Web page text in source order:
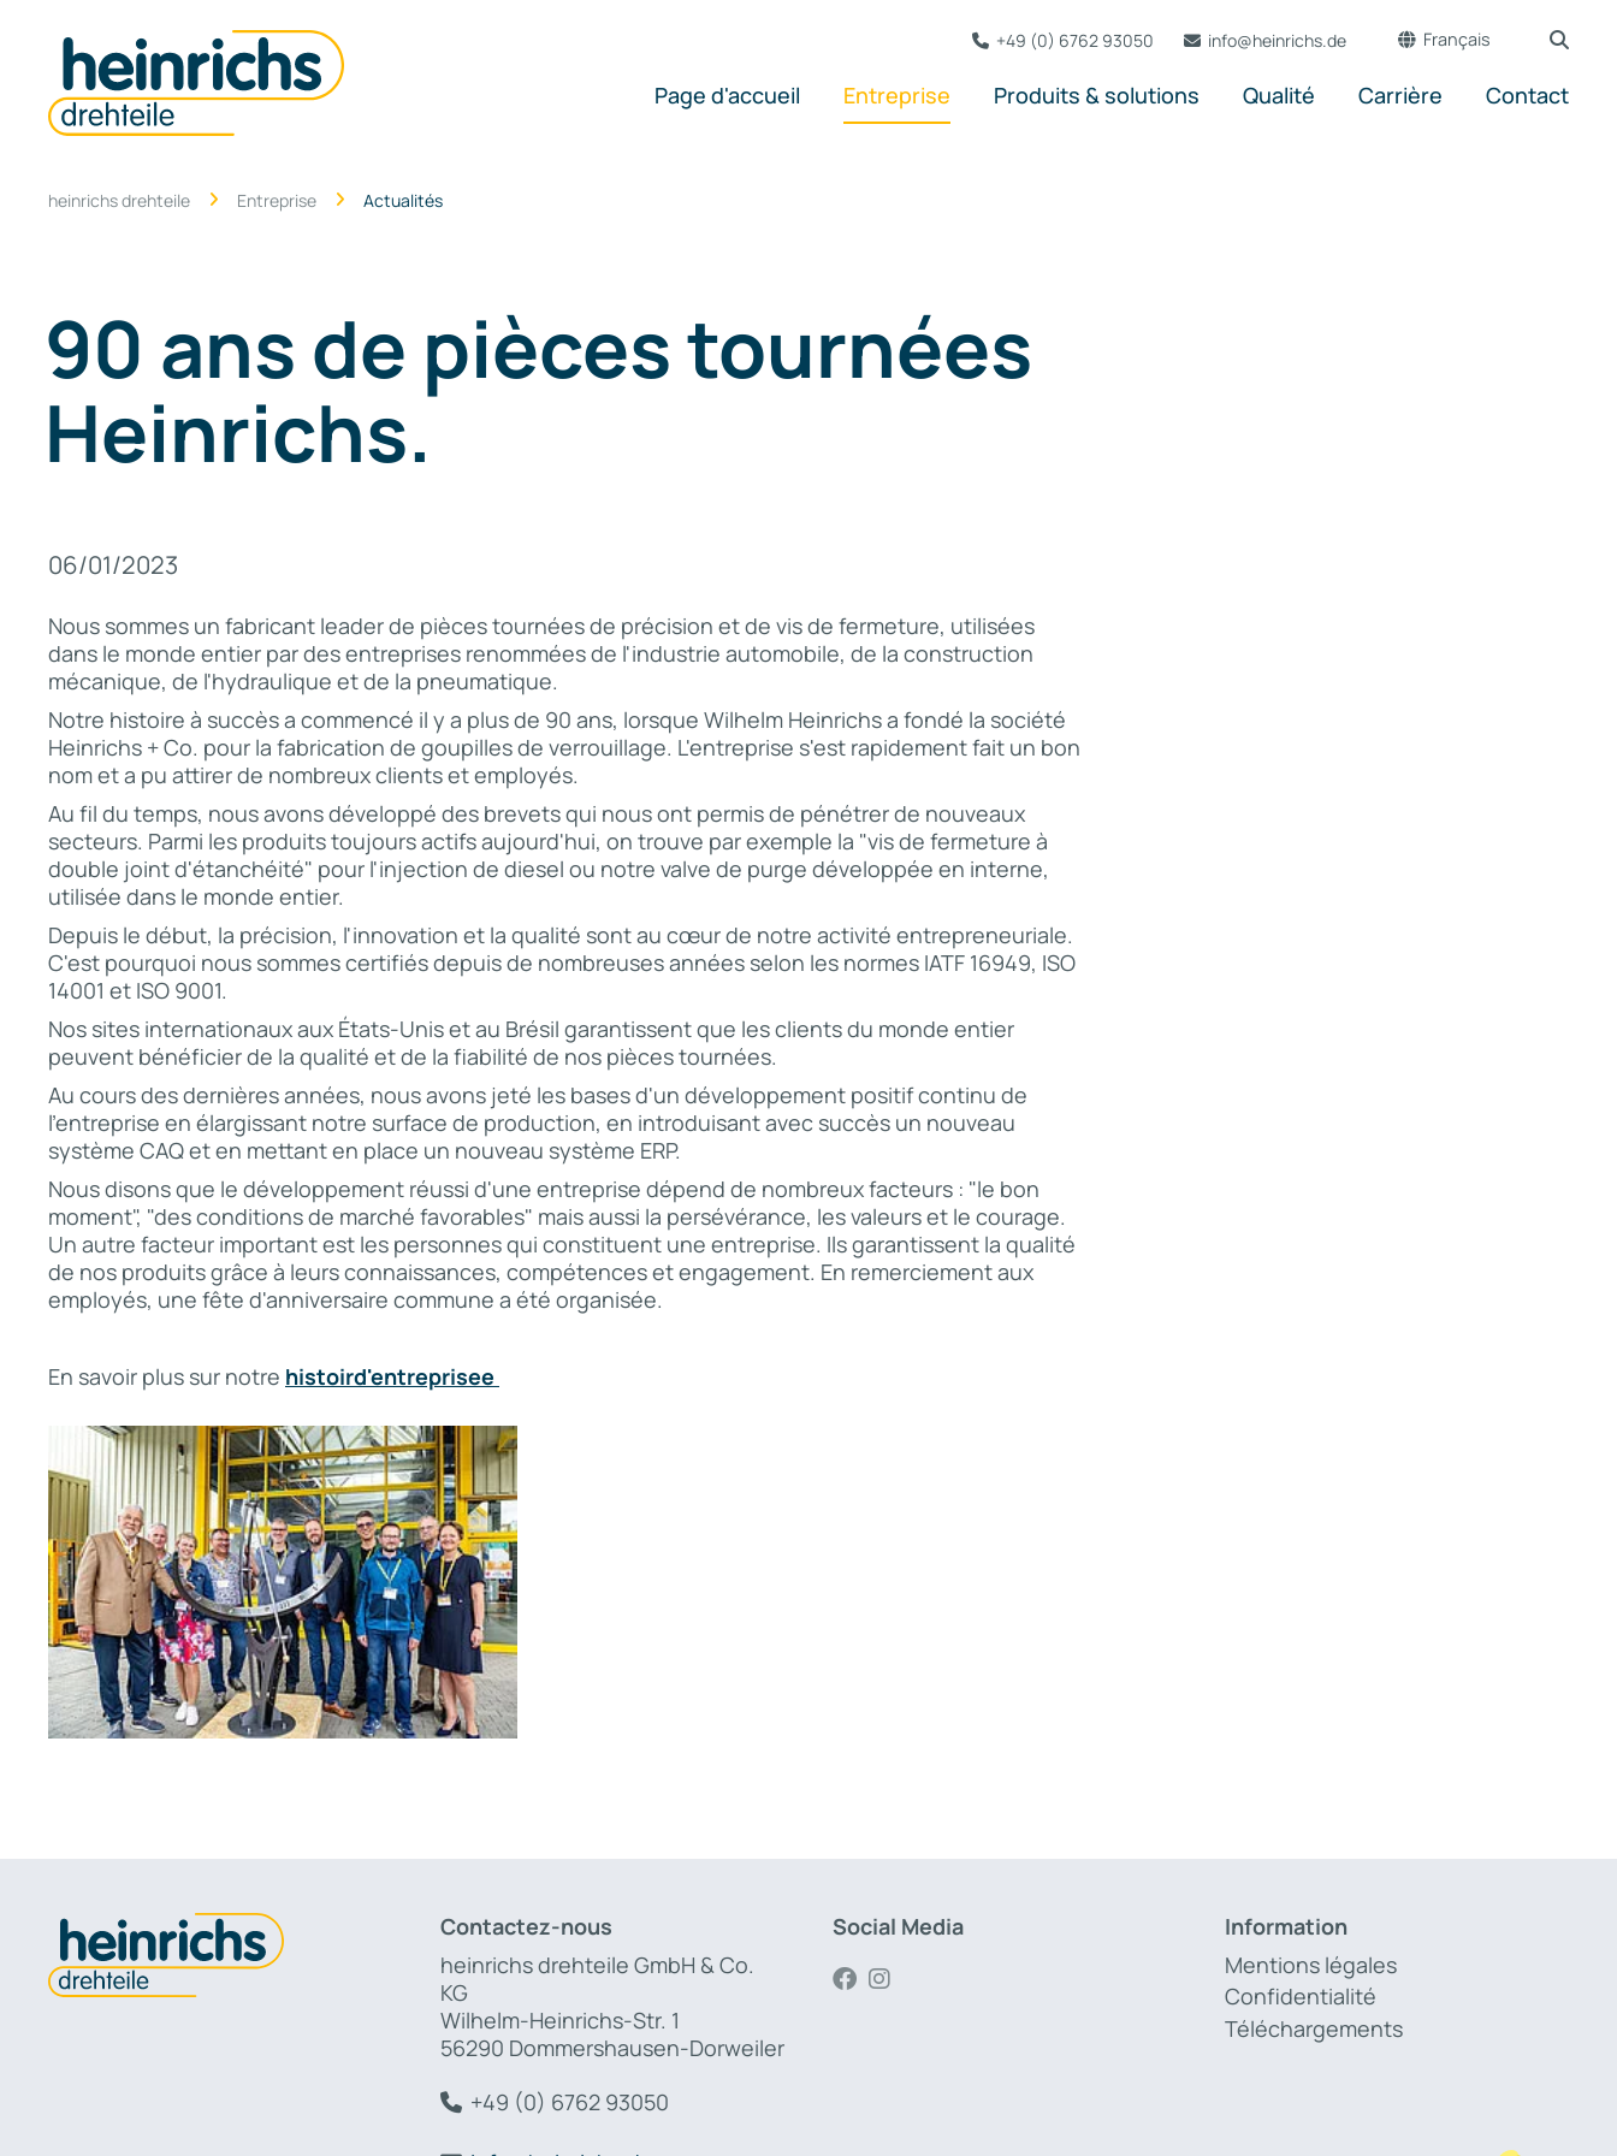
Français
+49 (0) 6762 93050 info@heinrichs.de
Page d'accueil Entreprise
Technologie
Label hd
Durabilité
Produits & solutions
Aperçu des produits
Solutions personnaliséesQualité Carrière
Offres d'emploi
Contact
heinrichs drehteile Entreprise Actualités
90 ans de pièces tournées
Heinrichs.
06/01/2023
Nous sommes un fabricant leader de pièces tournées de précision et de vis de fermeture, utilisées
dans le monde entier par des entreprises renommées de l'industrie automobile, de la construction
mécanique, de l'hydraulique et de la pneumatique.
Notre histoire à succès a commencé il y a plus de 90 ans, lorsque Wilhelm Heinrichs a fondé la société
Heinrichs + Co. pour la fabrication de goupilles de verrouillage. L'entreprise s'est rapidement fait un bon
nom et a pu attirer de nombreux clients et employés.
Au fil du temps, nous avons développé des brevets qui nous ont permis de pénétrer de nouveaux
secteurs. Parmi les produits toujours actifs aujourd'hui, on trouve par exemple la "vis de fermeture à
double joint d'étanchéité" pour l'injection de diesel ou notre valve de purge développée en interne,
utilisée dans le monde entier.
Depuis le début, la précision, l'innovation et la qualité sont au cœur de notre activité entrepreneuriale.
C'est pourquoi nous sommes certifiés depuis de nombreuses années selon les normes IATF 16949, ISO
14001 et ISO 9001.
Nos sites internationaux aux États-Unis et au Brésil garantissent que les clients du monde entier
peuvent bénéficier de la qualité et de la fiabilité de nos pièces tournées.
Au cours des dernières années, nous avons jeté les bases d'un développement positif continu de
l'entreprise en élargissant notre surface de production, en introduisant avec succès un nouveau
système CAQ et en mettant en place un nouveau système ERP.
Nous disons que le développement réussi d'une entreprise dépend de nombreux facteurs : "le bon
moment", "des conditions de marché favorables" mais aussi la persévérance, les valeurs et le courage.
Un autre facteur important est les personnes qui constituent une entreprise. Ils garantissent la qualité
de nos produits grâce à leurs connaissances, compétences et engagement. En remerciement aux
employés, une fête d'anniversaire commune a été organisée.
En savoir plus sur notre histoird'entreprisee
Contactez-nous
heinrichs drehteile GmbH & Co.
KG
Wilhelm-Heinrichs-Str. 1
56290 Dommershausen-Dorweiler
+49 (0) 6762 93050
Social Media
Information
Mentions légales
Confidentialité
Téléchargements